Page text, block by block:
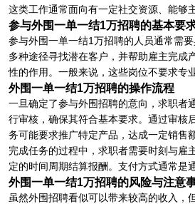
这类工作通常面向有一定社交资源、能够
参与外围一单一结1万招聘的基本要
参与外围一单一结1万招聘的人员通常需
多种途径寻找潜在客户，并帮助雇主完成
性的作用。一般来说，这些岗位不要求专
外围一单一结1万招聘的操作流程
一旦确定了参与外围招聘的意向，求职者
行审核，确保其符合基本要求。通过审核
务可能要求推广特定产品，达成一定销售
完成任务的过程中，求职者需要时刻与雇
定的时间周期结算报酬。支付方式通常是
外围一单一结1万招聘的风险与注意
虽然外围招聘看似可以带来较高的收入，